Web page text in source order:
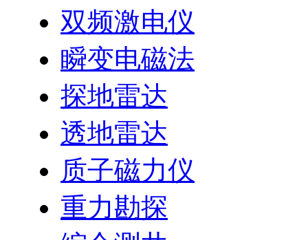
双频激电仪
瞬变电磁法
探地雷达
透地雷达
质子磁力仪
重力勘探